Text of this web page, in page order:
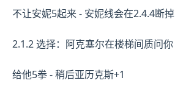
不让安妮5起来 - 安妮线会在2.4.4断掉
2.1.2 选择：阿克塞尔在楼梯间质问你
给他5拳 - 稍后亚历克斯+1